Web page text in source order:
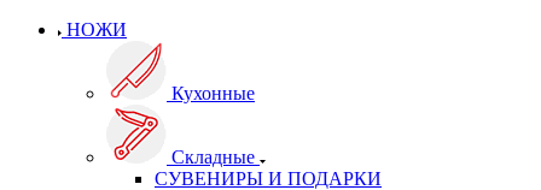
НОЖИ
Кухонные
Складные
СУВЕНИРЫ И ПОДАРКИ